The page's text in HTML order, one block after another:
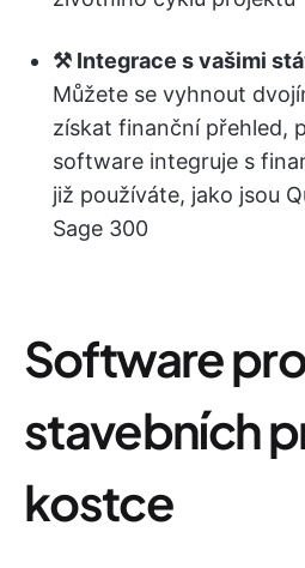
⚒️ Integrace s vašimi
Můžete se vyhnout
získat finanční přehled,
software integruje s
již používáte, jako jsou
Sage 300
Software
stavebních
kostce